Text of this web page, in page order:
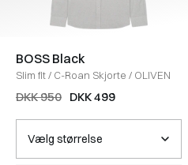
BOSS Black
Slim fit/ C-Roan Skjorte / OLIVEN
DKK 950 DKK 499